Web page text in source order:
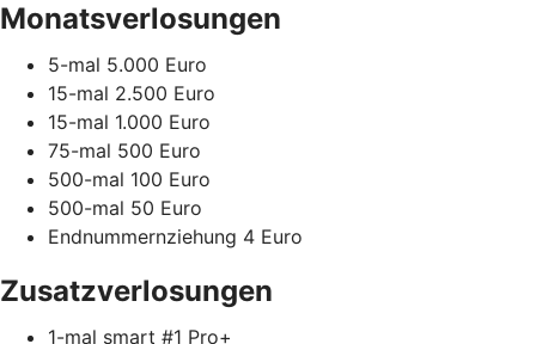
Monatsverlosungen
5-mal 5.000 Euro
15-mal 2.500 Euro
15-mal 1.000 Euro
75-mal 500 Euro
500-mal 100 Euro
500-mal 50 Euro
Endnummernziehung 4 Euro
Zusatzverlosungen
1-mal smart #1 Pro+